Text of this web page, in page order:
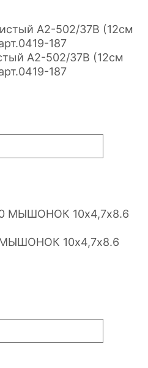
A2-502/37B (12см
187
МЫШОНОК 10х4,7х8.6